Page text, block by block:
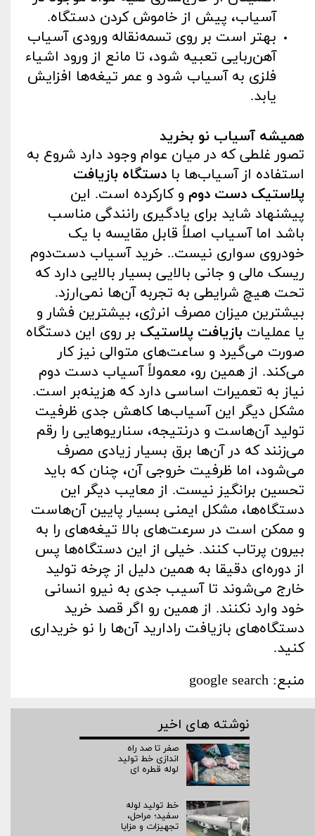
آسیاب، پیش از خاموش کردن دستگاه.
بهتر است بر روی تسمه‌نقاله ورودی آسیاب
آهن‌ربایی تعبیه شود، تا مانع از ورود اشیاء
فلزی به آسیاب شود و عمر تیغه‌ها افزایش
یابد.
همیشه آسیاب نو بخرید
تصور غلطی که در میان عوام وجود دارد شروع به
استفاده از آسیاب‌ها با دستگاه‌ بازیافت
پلاستیک دست ‌دوم و کارکرده است. این
پیشنهاد شاید برای یادگیری رانندگی مناسب
باشد اما آسیاب اصلاً قابل ‌مقایسه با یک
خودروی سواری نیست.. خرید آسیاب دست‌دوم
ریسک مالی و جانی بالایی بسیار بالایی دارد که
تحت هیچ شرایطی به تجربه آن‌ها نمی‌ارزد.
بیشترین میزان مصرف انرژی، بیشترین فشار و
یا عملیات بازیافت پلاستیک بر روی این دستگاه
صورت می‌گیرد و ساعت‌های متوالی نیز کار
می‌کند. از همین رو، معمولاً آسیاب دست ‌دوم
نیاز به تعمیرات اساسی دارد که هزینه‌بر است.
مشکل دیگر این آسیاب‌ها کاهش جدی ظرفیت
تولید آن‌هاست و درنتیجه، سناریوهایی را رقم
می‌زنند که در آن‌ها برق بسیار زیادی مصرف
می‌شود، اما ظرفیت خروجی آن،‌ چنان ‌که باید
تحسین ‌برانگیز نیست. از معایب دیگر این
دستگاه‌ها، مشکل ایمنی بسیار پایین آن‌هاست
و ممکن است در سرعت‌های بالا تیغه‌های را به
بیرون پرتاب کنند. خیلی از این دستگاه‌ها پس
از دوره‌ای دقیقا به همین دلیل از چرخه تولید
خارج می‌شوند تا آسیب جدی به نیرو انسانی
خود وارد نکنند. از همین رو اگر قصد خرید
دستگاه‌های بازیافت رادارید آن‌ها را نو خریداری
کنید.
منبع: google search
نوشته های اخیر
صفر تا صد راه‌
اندازی خط تولید
لوله قطره ای
خط تولید لوله
سفید؛ مراحل،
تجهیزات و مزایا